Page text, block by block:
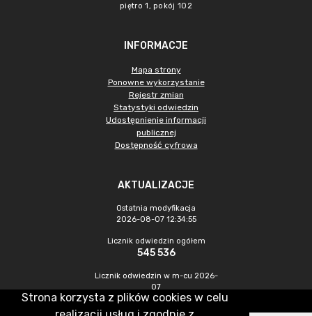
piętro 1, pokój 102
INFORMACJE
Mapa strony
Ponowne wykorzystanie
Rejestr zmian
Statystyki odwiedzin
Udostępnienie informacji
publicznej
Dostępność cyfrowa
AKTUALIZACJE
Ostatnia modyfikacja
2026-08-07 12:34:55
Licznik odwiedzin ogółem
545 536
Licznik odwiedzin w m-cu 2026-
07
1 552
Strona korzysta z plików cookies w celu